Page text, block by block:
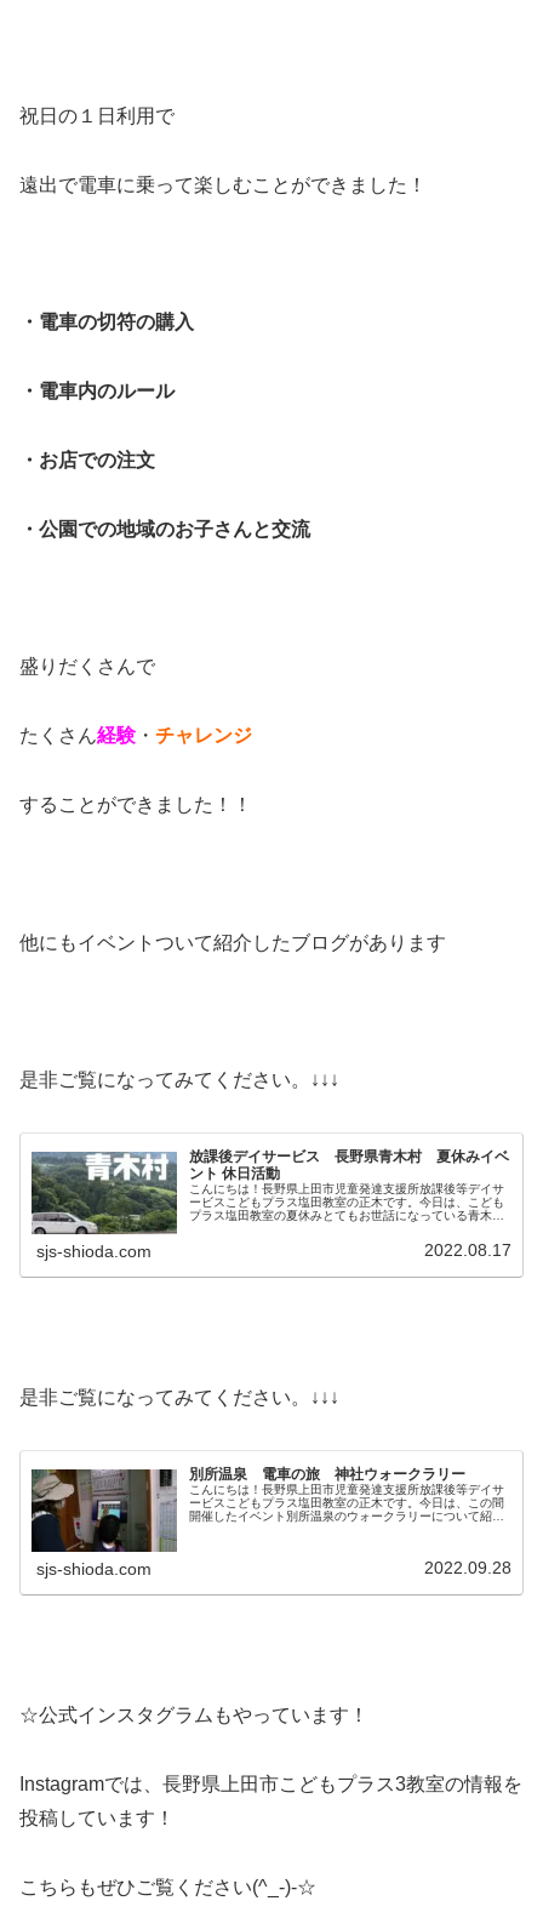
祝日の１日利用で
遠出で電車に乗って楽しむことができました！
・電車の切符の購入
・電車内のルール
・お店での注文
・公園での地域のお子さんと交流
盛りだくさんで
たくさん経験・ チャレンジ
することができました！！
他にもイベントついて紹介したブログがあります
是非ご覧になってみてください。↓↓↓
放課後デイサービス 長野県青木村 夏休みイベ
ント 休日活動
こんにちは！長野県上田市児童発達支援所放課後等デイサ
ービスこどもプラス塩田教室の正木です。今日は、こども
プラス塩田教室の夏休みとてもお世話になっている青木村
sjs-shioda.com 2022.08.17
是非ご覧になってみてください。↓↓↓
別所温泉 電車の旅 神社ウォークラリー
こんにちは！長野県上田市児童発達支援所放課後等デイサ
ービスこどもプラス塩田教室の正木です。今日は、この間
開催したイベント別所温泉のウォークラリーについて紹介
sjs-shioda.com 2022.09.28
☆公式インスタグラムもやっています！
Instagramでは、長野県上田市こどもプラス3教室の情報を
投稿しています！
こちらもぜひご覧ください(^_-)-☆